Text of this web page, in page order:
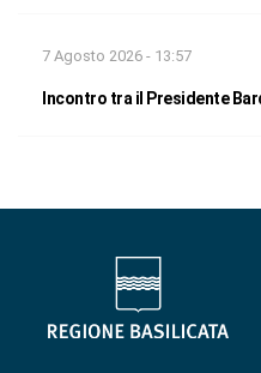
7 Agosto 2026 - 13:57
Incontro tra il Presidente